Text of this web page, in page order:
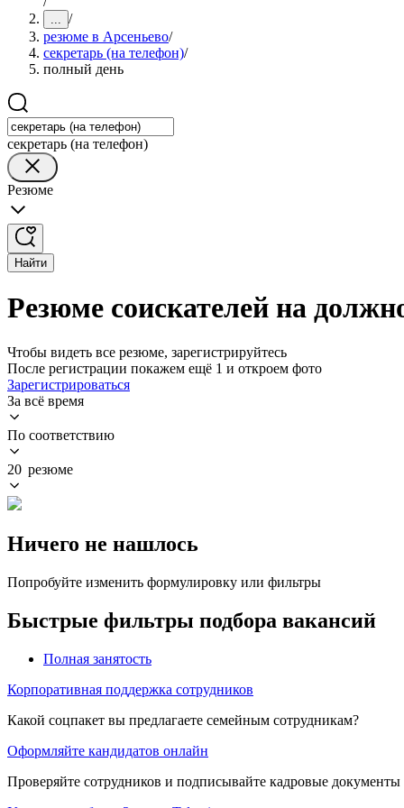
... /
резюме в Арсеньево/
секретарь (на телефон)/
полный день
секретарь (на телефон)
Резюме
Найти
Резюме соискателей на
Чтобы видеть все резюме, зарегистрируйтесь
После регистрации покажем ещё 1 и откроем фото
Зарегистрироваться
За всё время
По соответствию
20 резюме
Ничего не нашлось
Попробуйте изменить формулировку или фильтры
Быстрые фильтры подбора вакансий
Полная занятость
Корпоративная поддержка сотрудников
Какой соцпакет вы предлагаете семейным сотрудникам?
Оформляйте кандидатов онлайн
Проверяйте сотрудников и подписывайте кадровые